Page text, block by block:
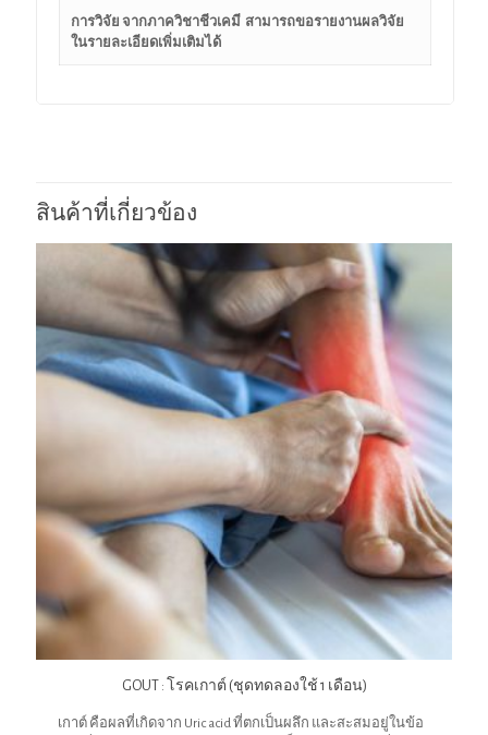
การวิจัย จากภาควิชาชีวเคมี สามารถขอรายงานผลวิจัย
ในรายละเอียดเพิ่มเติมได้
สินค้าที่เกี่ยวข้อง
GOUT : โรคเกาต์ (ชุดทดลองใช้ 1 เดือน)
เกาต์ คือผลที่เกิดจาก Uric acid ที่ตกเป็นผลึก และสะสมอยู่ในข้อ